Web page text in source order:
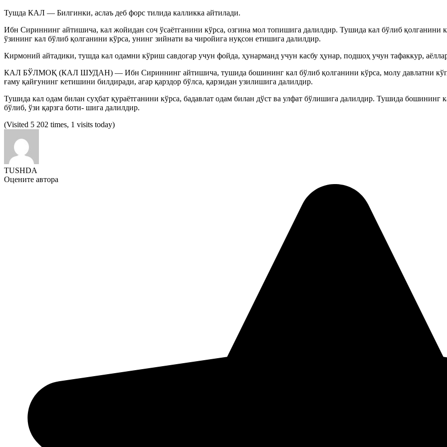
Тушда КАЛ — Билгинки, аслаъ деб форс тилида калликка айтилади.
Ибн Сириннинг айтишича, кал жойидан соч ўсаётганини кўрса, озгина мол топишига далилдир. Тушида кал бўлиб қолганини
ўзининг кал бўлиб қолганини кўрса, унинг зийнати ва чиройига нуқсон етишига далилдир.
Кирмоний айтадики, тушда кал одамни кўриш савдогар учун фойда, ҳунарманд учун касбу ҳунар, подшоҳ учун тафаккур,
КАЛ БЎЛМОҚ (КАЛ ШУДАН) — Ибн Сириннинг айтишича, тушида бошининг кал бўлиб қолганини кўрса, молу давлатни кўп
ғаму қайғунинг кетишини билдиради, агар қарздор бўлса, қарзидан узилишига далилдир.
Тушида кал одам билан суҳбат қураётганини кўрса, бадавлат одам билан дўст ва улфат бўлишига далилдир. Тушида бошининг
бўлиб, ўзи қарзга боти- шига далилдир.
(Visited 5 202 times, 1 visits today)
TUSHDA
Оцените автора